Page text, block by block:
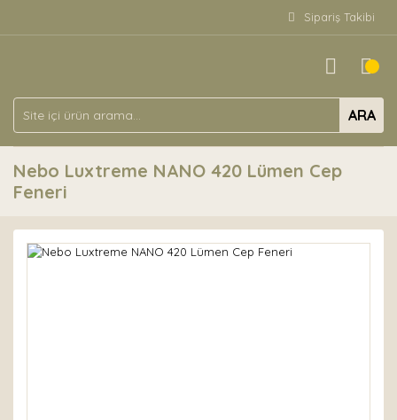
Sipariş Takibi
ARA
Nebo Luxtreme NANO 420 Lümen Cep
Feneri